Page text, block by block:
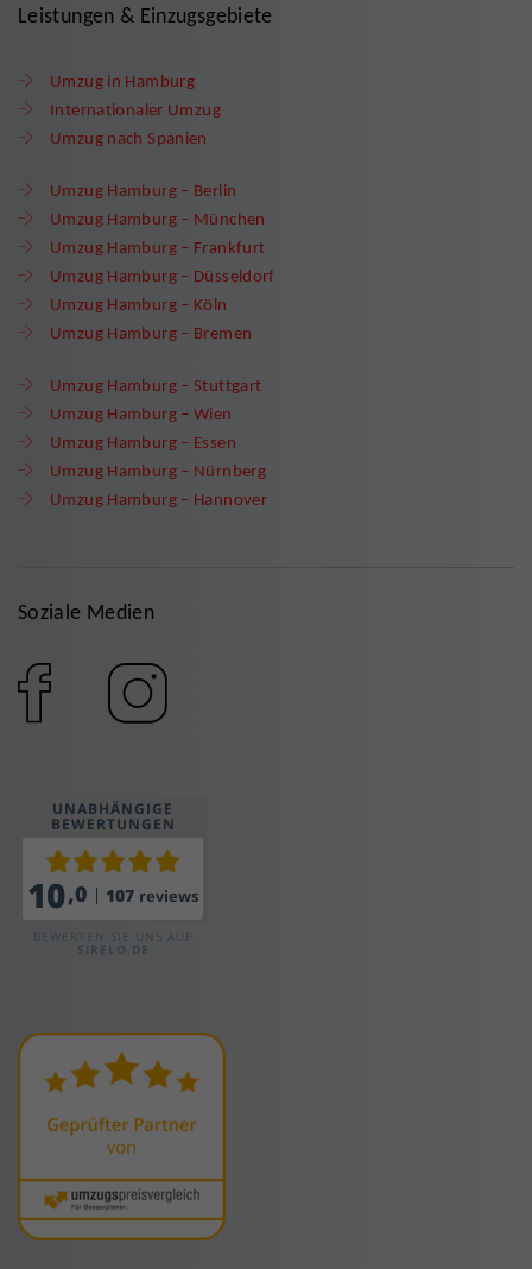
Leistungen & Einzugsgebiete
Umzug in Hamburg
Internationaler Umzug
Umzug nach Spanien
Umzug Hamburg – Berlin
Umzug Hamburg – München
Umzug Hamburg – Frankfurt
Umzug Hamburg – Düsseldorf
Umzug Hamburg – Köln
Umzug Hamburg – Bremen
Umzug Hamburg – Stuttgart
Umzug Hamburg – Wien
Umzug Hamburg – Essen
Umzug Hamburg – Nürnberg
Umzug Hamburg – Hannover
Soziale Medien